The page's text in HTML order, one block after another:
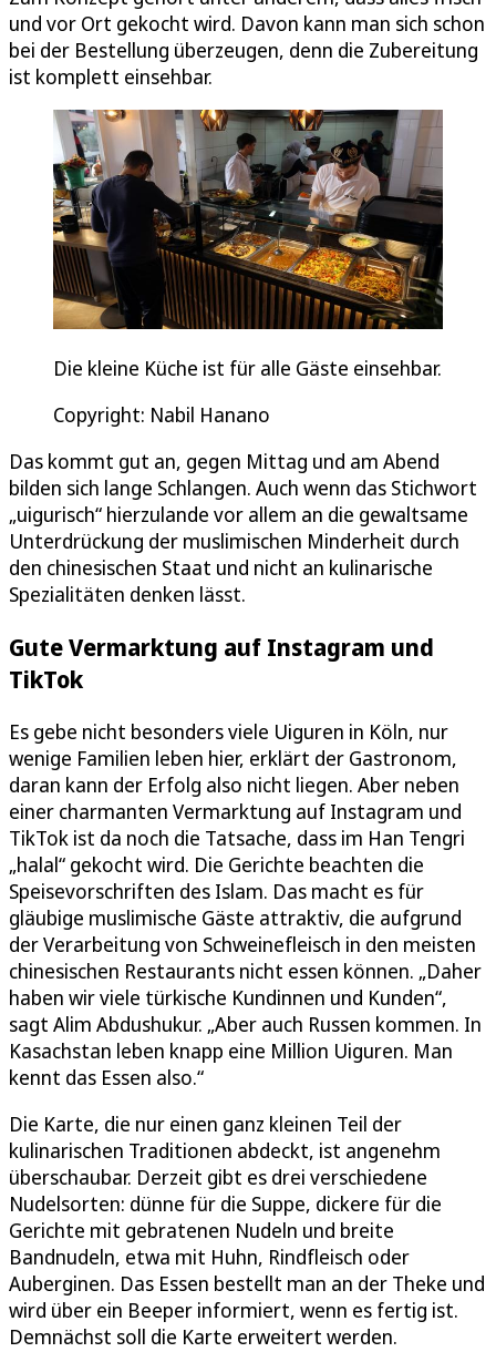
und vor Ort gekocht wird. Davon kann man sich schon
bei der Bestellung überzeugen, denn die Zubereitung
ist komplett einsehbar.
Die kleine Küche ist für alle Gäste einsehbar.
Copyright: Nabil Hanano
Das kommt gut an, gegen Mittag und am Abend
bilden sich lange Schlangen. Auch wenn das Stichwort
„uigurisch“ hierzulande vor allem an die gewaltsame
Unterdrückung der muslimischen Minderheit durch
den chinesischen Staat und nicht an kulinarische
Spezialitäten denken lässt.
Gute Vermarktung auf Instagram und
TikTok
Es gebe nicht besonders viele Uiguren in Köln, nur
wenige Familien leben hier, erklärt der Gastronom,
daran kann der Erfolg also nicht liegen. Aber neben
einer charmanten Vermarktung auf Instagram und
TikTok ist da noch die Tatsache, dass im Han Tengri
„halal“ gekocht wird. Die Gerichte beachten die
Speisevorschriften des Islam. Das macht es für
gläubige muslimische Gäste attraktiv, die aufgrund
der Verarbeitung von Schweinefleisch in den meisten
chinesischen Restaurants nicht essen können. „Daher
haben wir viele türkische Kundinnen und Kunden“,
sagt Alim Abdushukur. „Aber auch Russen kommen. In
Kasachstan leben knapp eine Million Uiguren. Man
kennt das Essen also.“
Die Karte, die nur einen ganz kleinen Teil der
kulinarischen Traditionen abdeckt, ist angenehm
überschaubar. Derzeit gibt es drei verschiedene
Nudelsorten: dünne für die Suppe, dickere für die
Gerichte mit gebratenen Nudeln und breite
Bandnudeln, etwa mit Huhn, Rindfleisch oder
Auberginen. Das Essen bestellt man an der Theke und
wird über ein Beeper informiert, wenn es fertig ist.
Demnächst soll die Karte erweitert werden.